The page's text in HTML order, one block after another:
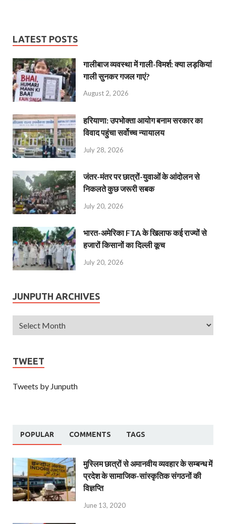
LATEST POSTS
गालीबाज व्‍यवस्‍था में गाली-विमर्श: क्या लड़कियां
गाली सुनकर गजल गाएं?
August 2, 2026
हरियाणा: उपभोक्ता आयोग बनाम सरकार का
विवाद पहुंचा सर्वोच्च न्यायालय
July 28, 2026
जंतर-मंतर पर छात्रों-युवाओं के आंदोलन से
निकलते कुछ जरूरी सबक
July 20, 2026
भारत-अमेरिका FTA के खिलाफ कई राज्यों से
हजारों किसानों का दिल्ली कूच
July 20, 2026
JUNPUTH ARCHIVES
TWEET
Tweets by Junputh
POPULAR COMMENTS TAGS
मुस्लिम छात्रों से अमानवीय व्यवहार के सम्बन्ध में
प्रदेश के सामाजिक-सांस्कृतिक संगठनों की
विज्ञप्ति
June 13, 2020